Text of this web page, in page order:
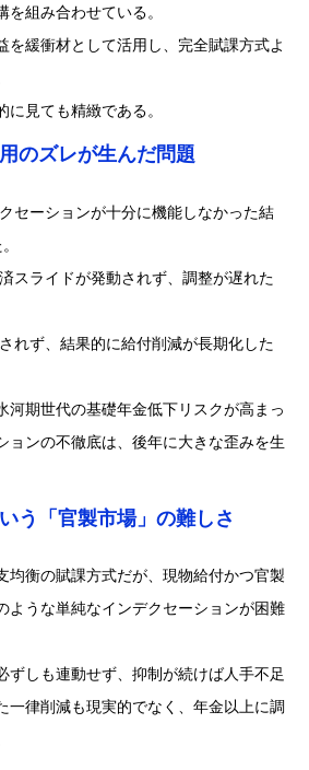
を組み合わせている。
を緩衝材として活用し、完全賦課方式よ
見ても精緻である。
のズレが生んだ問題
セーションが十分に機能しなかった結
スライドが発動されず、調整が遅れた
れず、結果的に給付削減が長期化した
河期世代の基礎年金低下リスクが高まっ
ョンの不徹底は、後年に大きな歪みを生
う「官製市場」の難しさ
均衡の賦課方式だが、現物給付かつ官製
ような単純なインデクセーションが困難
ずしも連動せず、抑制が続けば人手不足
一律削減も現実的でなく、年金以上に調